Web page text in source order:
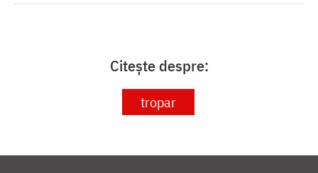
Citește despre:
tropar